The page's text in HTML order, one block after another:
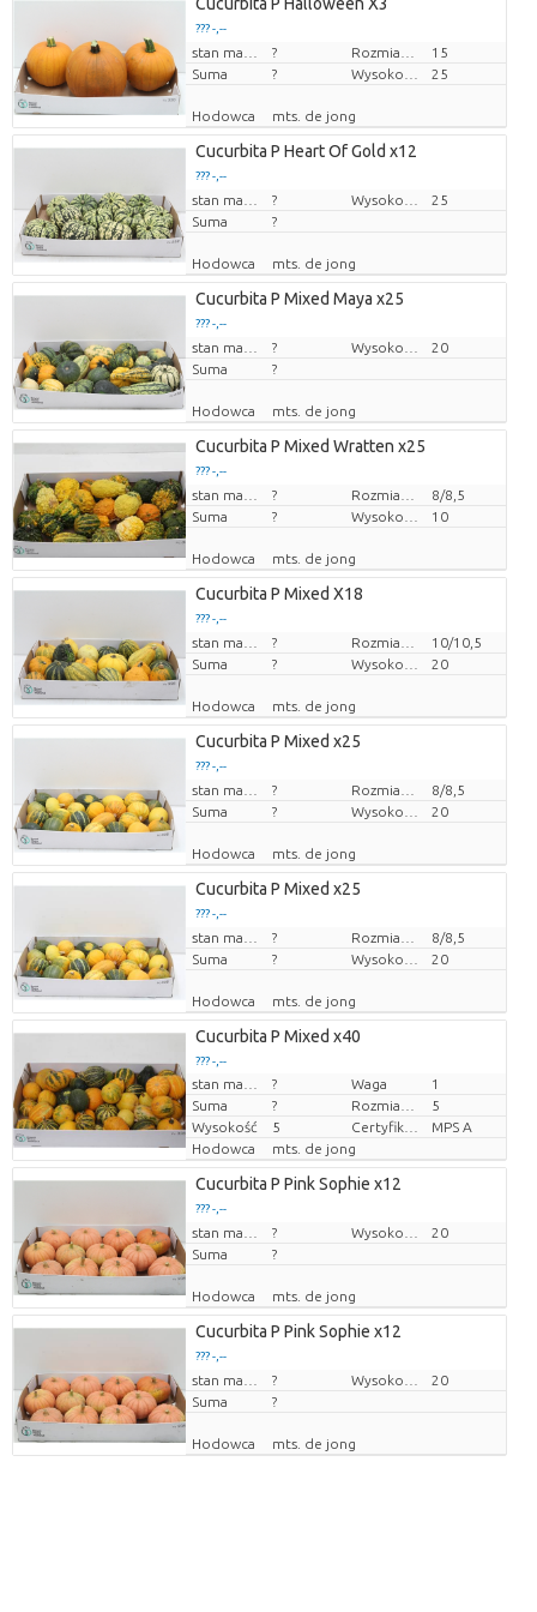
Cucurbita P Halloween X3
??? -,--
Cena za sztukę
?
15
Suma
? 25
Hodowca mts. de jong
Cucurbita P Heart Of Gold x12
??? -,--
Cena za sztukę
?
25
Suma
?
Hodowca mts. de jong
Cucurbita P Mixed Maya x25
??? -,--
Cena za sztukę
?
20
Suma
?
Hodowca mts. de jong
Cucurbita P Mixed Wratten x25
??? -,--
Cena za sztukę
?
8/8,5
Suma
? 10
Hodowca mts. de jong
Cucurbita P Mixed X18
??? -,--
Cena za sztukę
?
10/10,5
Suma
? 20
Hodowca mts. de jong
Cucurbita P Mixed x25
??? -,--
Cena za sztukę
?
8/8,5
Suma
? 20
Hodowca mts. de jong
Cucurbita P Mixed x25
??? -,--
Cena za sztukę
?
8/8,5
Suma
? 20
Hodowca mts. de jong
Cucurbita P Mixed x40
??? -,--
Cena za sztukę
? Waga
1
Suma
?
5
Wysokość
5
MPS A
Hodowca
mts. de jong
Cucurbita P Pink Sophie x12
??? -,--
Cena za sztukę
?
20
Suma
?
Hodowca mts. de jong
Cucurbita P Pink Sophie x12
??? -,--
Cena za sztukę
?
20
Suma
?
Hodowca mts. de jong